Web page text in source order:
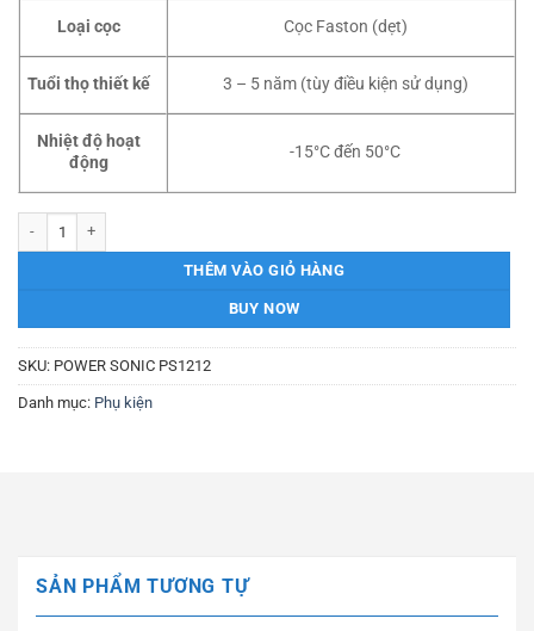
Loại cọc Cọc Faston (dẹt)
Tuổi thọ thiết kế 3 – 5 năm (tùy điều kiện sử dụng)
Nhiệt độ hoạt
động
-15°C đến 50°C
THÊM VÀO GIỎ HÀNG
BUY NOW
SKU: POWER SONIC PS1212
Danh mục: Phụ kiện
SẢN PHẨM TƯƠNG TỰ